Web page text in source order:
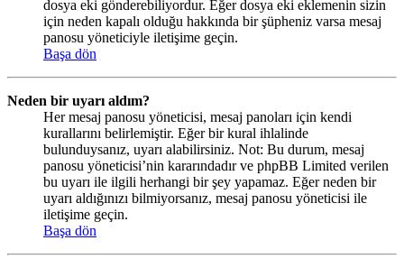
dosya eki gönderebiliyordur. Eğer dosya eki eklemenin sizin
için neden kapalı olduğu hakkında bir şüpheniz varsa mesaj
panosu yöneticiyle iletişime geçin.
Başa dön
Neden bir uyarı aldım?
Her mesaj panosu yöneticisi, mesaj panoları için kendi
kurallarını belirlemiştir. Eğer bir kural ihlalinde
bulunduysanız, uyarı alabilirsiniz. Not: Bu durum, mesaj
panosu yöneticisi’nin kararındadır ve phpBB Limited verilen
bu uyarı ile ilgili herhangi bir şey yapamaz. Eğer neden bir
uyarı aldığınızı bilmiyorsanız, mesaj panosu yöneticisi ile
iletişime geçin.
Başa dön